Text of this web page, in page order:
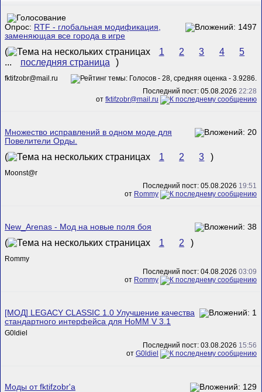
Опрос: RTF - глобальная модификация,
заменяющая все города в игре
( 1 2 3 4
5
...
последняя страница )
fktifzobr@mail.ru
Последний пост: 05.08.2026 22:28
от fktifzobr@mail.ru
Множество исправлений в одном моде для
Повелители Орды.
( 1 2 3 )
Mооnst@r
Последний пост: 05.08.2026 19:51
от Rommy
New_Arenas - Мод на новые поля боя
( 1 2 )
Rommy
Последний пост: 04.08.2026 03:09
от Rommy
[МОД] LEGACY CLASSIC 1.0 Улучшение качества
стандартного интерфейса для HoMM V 3.1
G0ldiel
Последний пост: 03.08.2026 15:56
от G0ldiel
Моды от fktifzobr'а